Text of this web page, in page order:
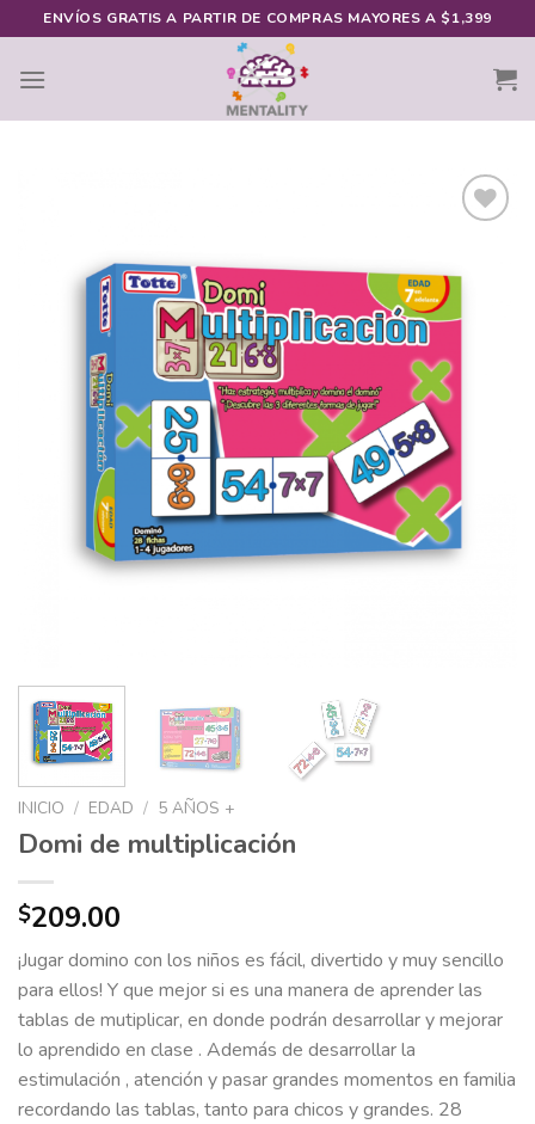
to
content
ENVÍOS GRATIS A PARTIR DE COMPRAS MAYORES A $1,399
lista de
INICIO / EDAD / 5 AÑOS +
Domi de multiplicación
$209.00
¡Jugar domino con los niños es fácil, divertido y muy sencillo
para ellos! Y que mejor si es una manera de aprender las
tablas de mutiplicar, en donde podrán desarrollar y mejorar
lo aprendido en clase . Además de desarrollar la
estimulación , atención y pasar grandes momentos en familia
recordando las tablas, tanto para chicos y grandes. 28